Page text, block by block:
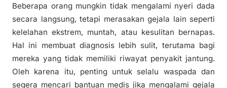
Beberapa orang mungkin tidak mengalami nyeri dada
secara langsung, tetapi merasakan gejala lain seperti
kelelahan ekstrem, muntah, atau kesulitan bernapas.
Hal ini membuat diagnosis lebih sulit, terutama bagi
mereka yang tidak memiliki riwayat penyakit jantung.
Oleh karena itu, penting untuk selalu waspada dan
segera mencari bantuan medis jika mengalami gejala